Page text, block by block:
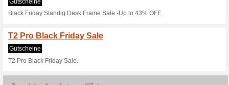
T1 Pro ab 149,99 €,
Gutscheine
Jetzt 15 % Rabatt auf alle